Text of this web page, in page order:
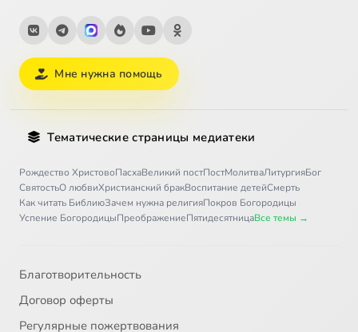
Мне нужна помощь
Тематические страницы медиатеки
Рождество ХристовоПасхаВеликий постПостМолитваЛитургияБог
СвятостьО любвиХристианский бракВоспитание детейСмерть
Как читать БиблиюЗачем нужна религияПокров Богородицы
Успение БогородицыПреображениеПятидесятницаВсе темы →
Благотворительность
Договор оферты
Регулярные пожертвования